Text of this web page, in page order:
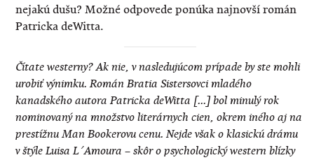
nejakú dušu? Možné odpovede ponúka najnovší román
Patricka deWitta.
Čítate westerny? Ak nie, v nasledujúcom prípade by ste mohli
urobiť výnimku. Román Bratia Sistersovci mladého
kanadského autora Patricka deWitta [...] bol minulý rok
nominovaný na množstvo literárnych cien, okrem iného aj na
prestížnu Man Bookerovu cenu. Nejde však o klasickú drámu
v štýle Luisa L´Amoura – skôr o psychologický western blízky